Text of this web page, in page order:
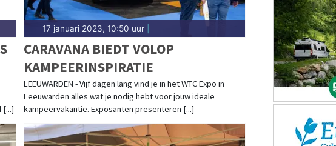
[...]
17 januari 2023, 10:50 uur|
CARAVANA BIEDT VOLOP
KAMPEERINSPIRATIE
LEEUWARDEN - Vijf dagen lang vind je in het WTC Expo in
Leeuwarden alles wat je nodig hebt voor jouw ideale
kampeervakantie. Exposanten presenteren [...]